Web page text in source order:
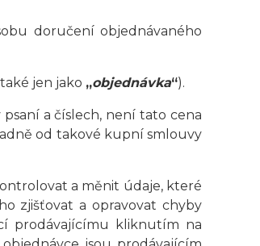
doručení objednávaného
jen jako „objednávka“).
a číslech, není tato cena
od takové kupní smlouvy
a měnit údaje, které
zjišťovat a opravovat chyby
prodávajícímu kliknutím na